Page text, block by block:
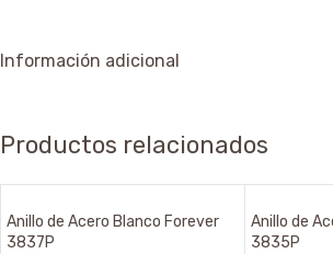
Información adicional
Productos relacionados
Anillo de Acero Blanco Forever
3837P
Anillo de
3835P